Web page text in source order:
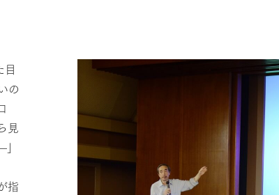
の
見
指